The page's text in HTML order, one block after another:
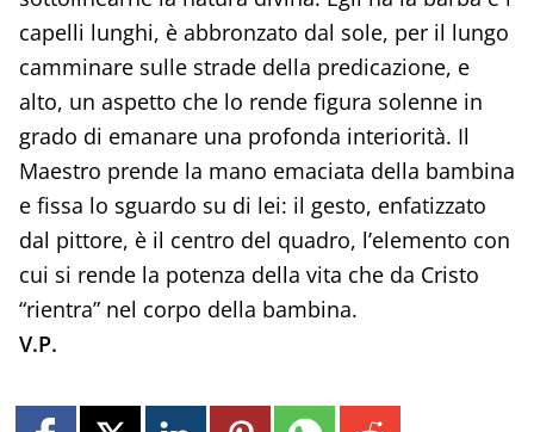
capelli lunghi, è abbronzato dal sole, per il lungo
camminare sulle strade della predicazione, e
alto, un aspetto che lo rende figura solenne in
grado di emanare una profonda interiorità. Il
Maestro prende la mano emaciata della bambina
e fissa lo sguardo su di lei: il gesto, enfatizzato
dal pittore, è il centro del quadro, l’elemento con
cui si rende la potenza della vita che da Cristo
“rientra” nel corpo della bambina.
V.P.